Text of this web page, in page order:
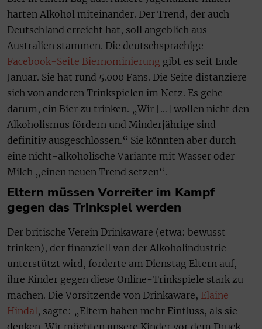
harten Alkohol miteinander. Der Trend, der auch
Deutschland erreicht hat, soll angeblich aus
Australien stammen. Die deutschsprachige
Facebook-Seite Biernominierung gibt es seit Ende
Januar. Sie hat rund 5.000 Fans. Die Seite distanziere
sich von anderen Trinkspielen im Netz. Es gehe
darum, ein Bier zu trinken. „Wir […] wollen nicht den
Alkoholismus fördern und Minderjährige sind
definitiv ausgeschlossen.“ Sie könnten aber durch
eine nicht-alkoholische Variante mit Wasser oder
Milch „einen neuen Trend setzen“.
Eltern müssen Vorreiter im Kampf
gegen das Trinkspiel werden
Der britische Verein Drinkaware (etwa: bewusst
trinken), der finanziell von der Alkoholindustrie
unterstützt wird, forderte am Dienstag Eltern auf,
ihre Kinder gegen diese Online-Trinkspiele stark zu
machen. Die Vorsitzende von Drinkaware, Elaine
Hindal, sagte: „Eltern haben mehr Einfluss, als sie